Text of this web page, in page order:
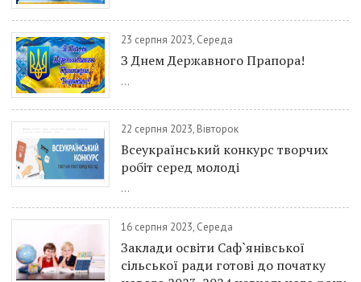
23 серпня 2023, Середа
З Днем Державного Прапора!
...
22 серпня 2023, Вівторок
Всеукраїнський конкурс творчих
робіт серед молоді
...
16 серпня 2023, Середа
Заклади освіти Саф`янівської
сільської ради готові до початку